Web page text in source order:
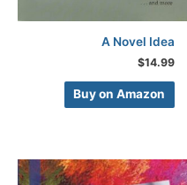
A Novel Idea
$14.99
Buy on Amazon